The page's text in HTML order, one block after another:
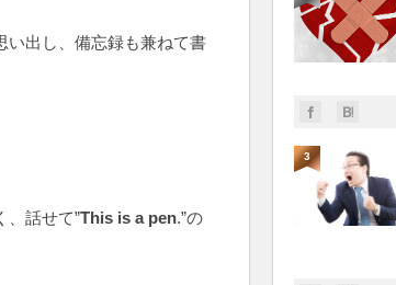
い出し、備忘録も兼ねて書
、話せて”This is a pen.”の
3